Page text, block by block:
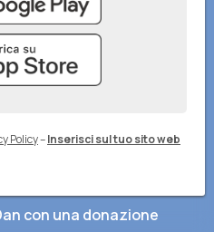
Policy–Inserisci sul tuo sito web
con una donazione